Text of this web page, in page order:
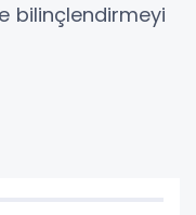
bilinçlendirmeyi